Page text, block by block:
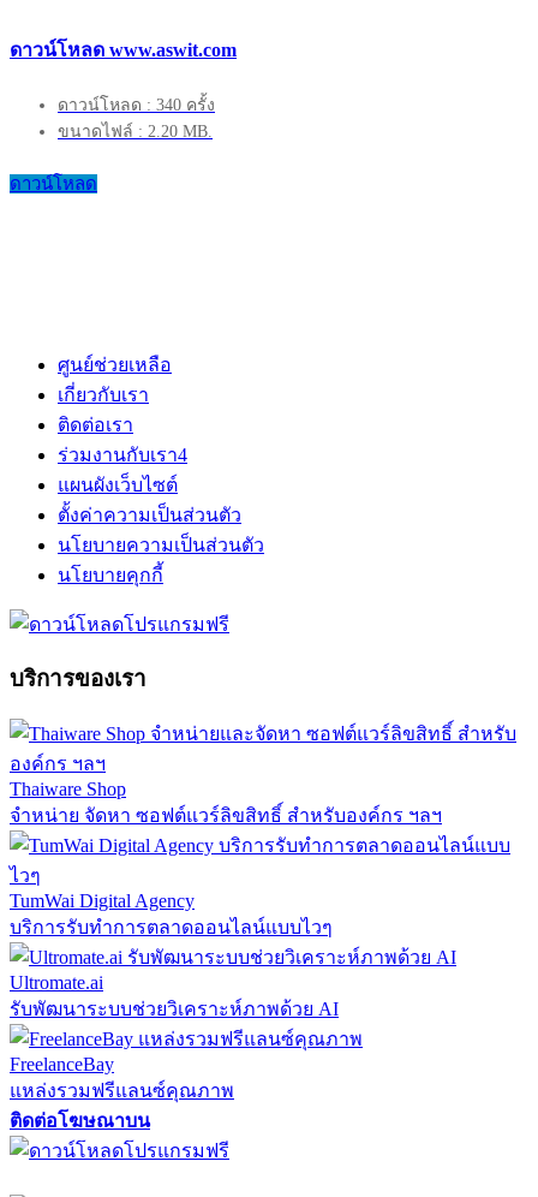
ดาวน์โหลด www.aswit.com
ดาวน์โหลด : 340 ครั้ง
ขนาดไฟล์ : 2.20 MB.
ดาวน์โหลด
ศูนย์ช่วยเหลือ
เกี่ยวกับเรา
ติดต่อเรา
ร่วมงานกับเรา4
แผนผังเว็บไซต์
ตั้งค่าความเป็นส่วนตัว
นโยบายความเป็นส่วนตัว
นโยบายคุกกี้
บริการของเรา
Thaiware Shop
จำหน่าย จัดหา ซอฟต์แวร์ลิขสิทธิ์ สำหรับองค์กร ฯลฯ
TumWai Digital Agency
บริการรับทำการตลาดออนไลน์แบบไวๆ
Ultromate.ai
รับพัฒนาระบบช่วยวิเคราะห์ภาพด้วย AI
FreelanceBay
แหล่งรวมฟรีแลนซ์คุณภาพ
ติดต่อโฆษณาบน